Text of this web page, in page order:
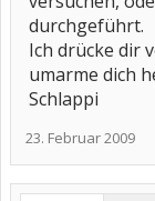
durchgeführt.
Ich drücke dir
umarme dich
Schlappi
23. Februar 2009